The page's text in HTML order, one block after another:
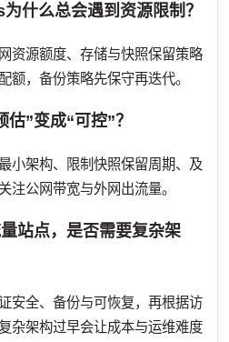
什么总会遇到资源限制？
资源额度、存储与快照保留策略
额，备份策略先保守再迭代。
”变成“可控”？
小架构、限制快照保留周期、及
注公网带宽与外网出流量。
站点，是否需要复杂架
安全、备份与可恢复，再根据访
杂架构过早会让成本与运维难度